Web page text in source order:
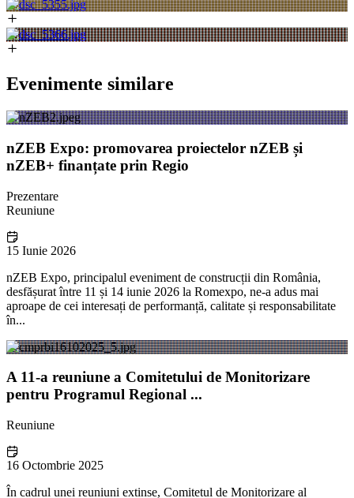
Evenimente similare
nZEB Expo: promovarea proiectelor nZEB și
nZEB+ finanțate prin Regio
Prezentare
Reuniune
15 Iunie 2026
nZEB Expo, principalul eveniment de construcții din România,
desfășurat între 11 și 14 iunie 2026 la Romexpo, ne-a adus mai
aproape de cei interesați de performanță, calitate și responsabilitate
în...
A 11-a reuniune a Comitetului de Monitorizare
pentru Programul Regional ...
Reuniune
16 Octombrie 2025
În cadrul unei reuniuni extinse, Comitetul de Monitorizare al